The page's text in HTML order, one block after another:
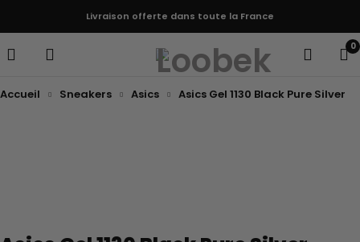
Livraison offerte dans toute la France
0
Accueil Sneakers Asics Asics Gel 1130 Black Pure Silver